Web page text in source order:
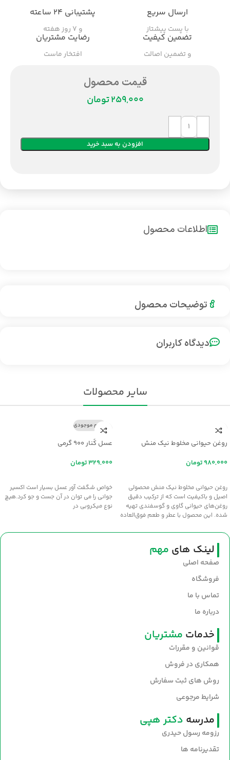
ارسال سریع
با پست پیشتاز
پشتیبانی ۲۴ ساعته
و ۷ روز هفته
تضمین کیفیت
و تضمین اصالت
رضایت مشتریان
افتخار ماست
قیمت محصول
تومان
افزودن به سبد خرید
توضیحات محصول
اطلاعات محصول
دیدگاه کاربران
سایر محصولات
روغن حیوانی مخلوط نیک منش
تومان
روغن حیوانی مخلوط نیک منش محصولی
اصیل و باکیفیت است که از ترکیب دقیق
روغن‌های حیوانی گاوی و گوسفندی تهیه
شده. این محصول با عطر و طعم فوق‌العاده
خوش‌عطر و صبحانه‌های مقوی است. سلامت
و طعم اصیل را با روغن نیک‌منش به
سفره‌های خود بیاورید.
اتمام موجودی
عسل کُنار ۹۰۰ گرمی
تومان
خواص شگفت آور عسل بسيار است اکسير
جواني را مي توان در آن جست و جو کرد.هيچ
نوع ميکروبي در
لینک های مهم
صفحه اصلی
فروشگاه
تماس با ما
درباره ما
خدمات مشتریان
قوانین و مقررات
همکاری در فروش
روش های ثبت سفارش
شرایط مرجوعی
مدرسه دکتر هپی
رزومه رسول حیدری
تقدیرنامه ها